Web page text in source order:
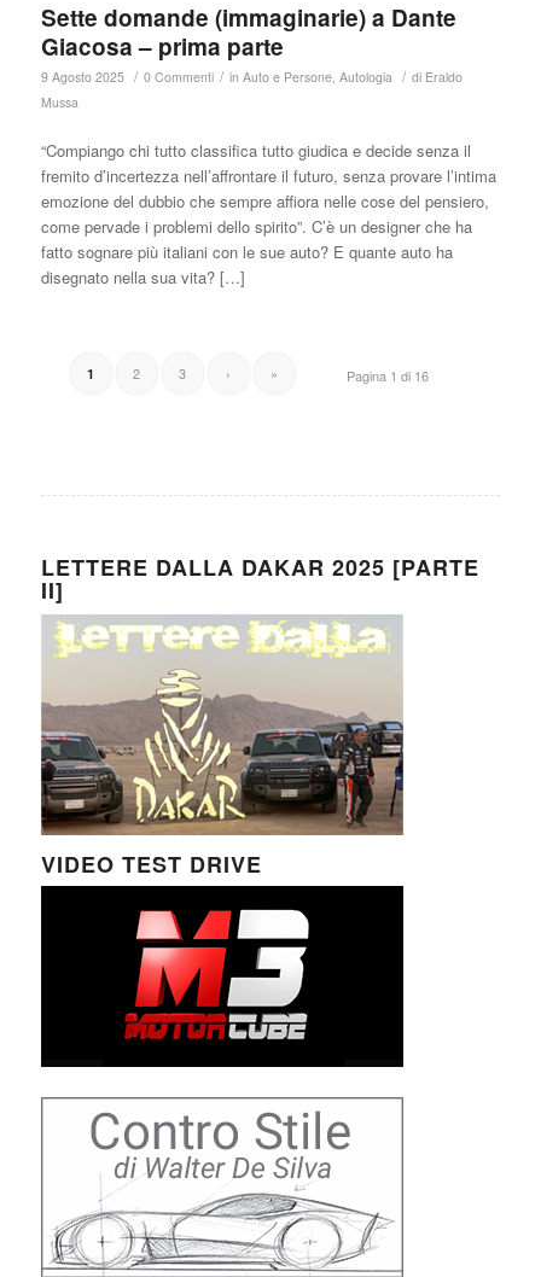
Sette domande (immaginarie) a Dante
Giacosa – prima parte
9 Agosto 2025 / 0 Commenti / in Auto e Persone, Autologia / di Eraldo
Mussa
“Compiango chi tutto classifica tutto giudica e decide senza il
fremito d’incertezza nell’affrontare il futuro, senza provare l’intima
emozione del dubbio che sempre affiora nelle cose del pensiero,
come pervade i problemi dello spirito”. C’è un designer che ha
fatto sognare più italiani con le sue auto? E quante auto ha
disegnato nella sua vita? […]
Pagina 1 di 16
1 2 3 › »
LETTERE DALLA DAKAR 2025 [PARTE
II]
VIDEO TEST DRIVE